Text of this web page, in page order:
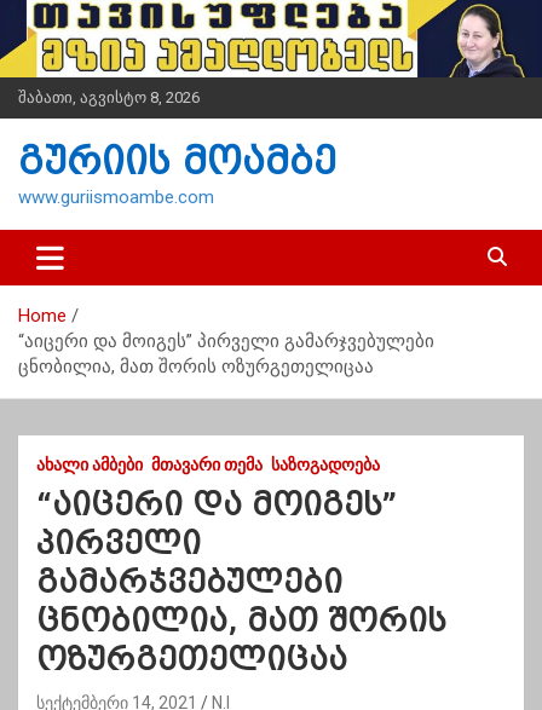
i
t
n
შაბათი, აგვისტო 8, 2026
გურიის მოამბე
www.guriismoambe.com
Home
“აიცერი და მოიგეს” პირველი გამარჯვებულები
ცნობილია, მათ შორის ოზურგეთელიცაა
ᲐᲮᲐᲚᲘ ᲐᲛᲑᲔᲑᲘ ᲛᲗᲐᲕᲐᲠᲘ ᲗᲔᲛᲐ ᲡᲐᲖᲝᲒᲐᲓᲝᲔᲑᲐ
“აიცერი და მოიგეს”
პირველი
გამარჯვებულები
ცნობილია, მათ შორის
ოზურგეთელიცაა
სექტემბერი 14, 2021 N.I